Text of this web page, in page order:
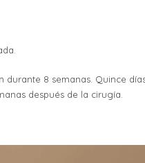
8 semanas. Quince
después de la cirugía.